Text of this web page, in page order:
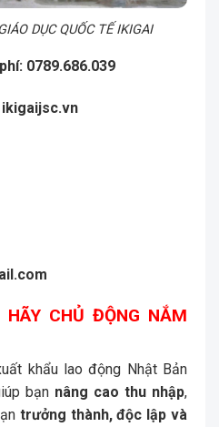
DỤC QUỐC TẾ IKIGAI
0789.686.039
ikigaijsc.vn
CHỦ ĐỘNG NẮM
khẩu lao động Nhật Bản
bạn nâng cao thu nhập,
trưởng thành, độc lập và